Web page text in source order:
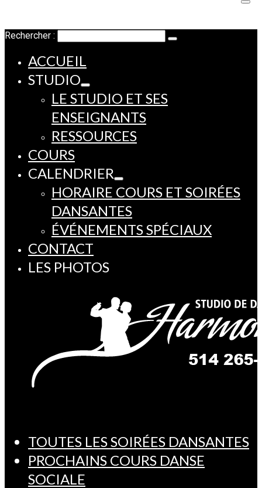
Rechercher :
ACCUEIL
STUDIO
LE STUDIO ET SES
ENSEIGNANTS
RESSOURCES
COURS
CALENDRIER
HORAIRE COURS ET SOIRÉES
DANSANTES
ÉVÉNEMENTS SPÉCIAUX
CONTACT
LES PHOTOS
TOUTES LES SOIRÉES DANSANTES
PROCHAINS COURS DANSE
SOCIALE